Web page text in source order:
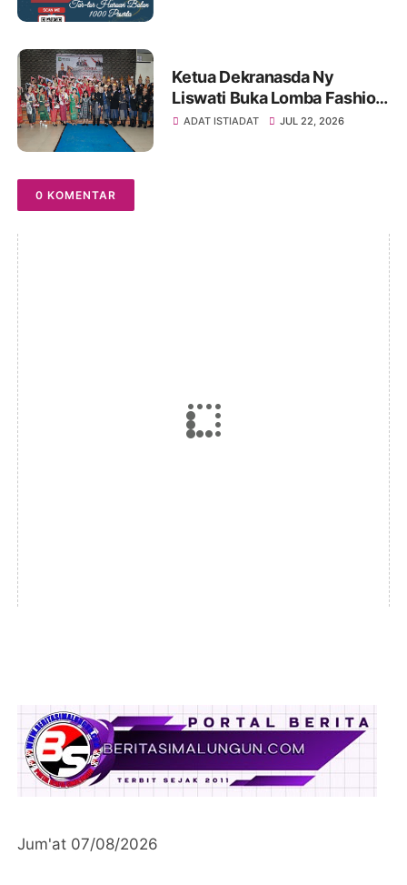
Ketua Dekranasda Ny
Liswati Buka Lomba Fashion
Show Pakaian Adat
ADAT ISTIADAT JUL 22, 2026
0 KOMENTAR
Jum'at 07/08/2026